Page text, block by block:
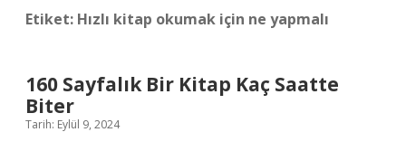
Etiket: Hızlı kitap okumak için ne yapmalı
160 Sayfalık Bir Kitap Kaç Saatte
Biter
Tarih: Eylül 9, 2024